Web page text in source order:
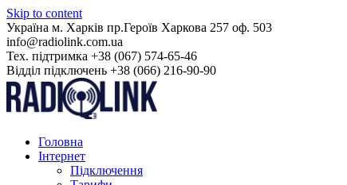
Skip to content
Українa м. Харків пр.Героїв Харкова 257 оф. 503
info@radiolink.com.ua
Тех. підтримка +38 (067) 574-65-46
Відділ підключень +38 (066) 216-90-90
Головна
Інтернет
Підключення